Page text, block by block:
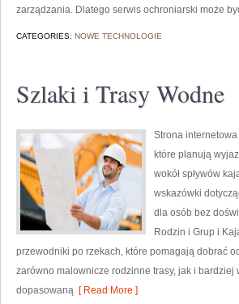
zarządzania. Dlatego serwis ochroniarski może
CATEGORIES: NOWE TECHNOLOGIE
Szlaki i Trasy Wodne
Strona
które planują
wokół spływów
wskazówki
dla osób bez
Rodzin i Grup i
przewodniki po rzekach, które pomagają dobrać
zarówno malownicze rodzinne trasy, jak i
dopasowaną [ Read More ]